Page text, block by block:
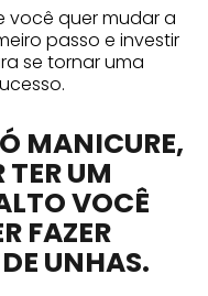
você quer mudar a
passo e investir
se tornar uma
MANICURE,
TER UM
VOCÊ
FAZER
UNHAS.